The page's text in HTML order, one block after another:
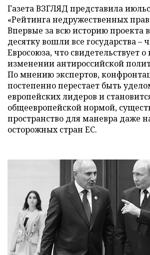
Газета ВЗГЛЯД представила
«Рейтинга недружественных
Впервые за всю историю проекта
десятку вошли все государства –
Евросоюза, что свидетельствует
изменении антироссийской
По мнению экспертов,
постепенно перестает быть
европейских лидеров и
общеевропейской нормой,
пространство для маневра даже
осторожных стран ЕС.